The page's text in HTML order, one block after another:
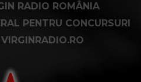
RADIO ROMÂNIA
PENTRU CONCURSURI